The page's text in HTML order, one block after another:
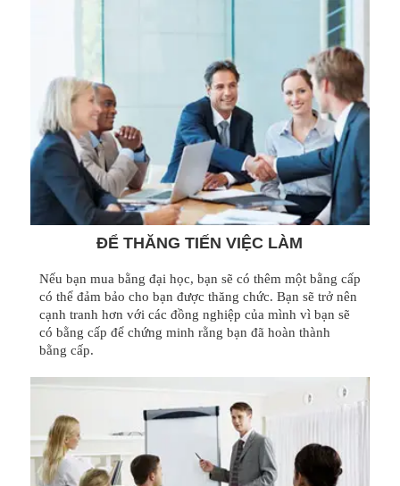
ĐỂ THĂNG TIẾN VIỆC LÀM
Nếu bạn mua bằng đại học, bạn sẽ có thêm một bằng cấp
có thể đảm bảo cho bạn được thăng chức. Bạn sẽ trở nên
cạnh tranh hơn với các đồng nghiệp của mình vì bạn sẽ
có bằng cấp để chứng minh rằng bạn đã hoàn thành
bằng cấp.